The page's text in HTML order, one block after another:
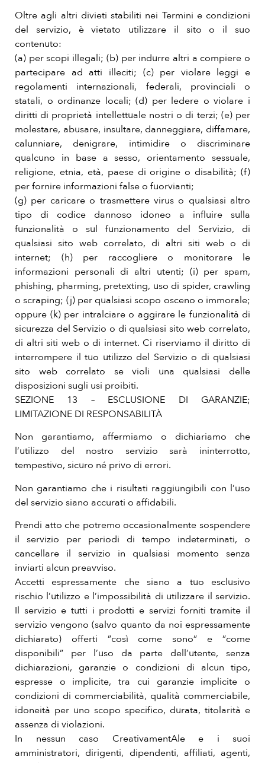
Oltre agli altri divieti stabiliti nei Termini e condizioni
del servizio, è vietato utilizzare il sito o il suo
contenuto:
(a) per scopi illegali; (b) per indurre altri a compiere o
partecipare ad atti illeciti; (c) per violare leggi e
regolamenti internazionali, federali, provinciali o
statali, o ordinanze locali; (d) per ledere o violare i
diritti di proprietà intellettuale nostri o di terzi; (e) per
molestare, abusare, insultare, danneggiare, diffamare,
calunniare, denigrare, intimidire o discriminare
qualcuno in base a sesso, orientamento sessuale,
religione, etnia, età, paese di origine o disabilità; (f)
per fornire informazioni false o fuorvianti;
(g) per caricare o trasmettere virus o qualsiasi altro
tipo di codice dannoso idoneo a influire sulla
funzionalità o sul funzionamento del Servizio, di
qualsiasi sito web correlato, di altri siti web o di
internet; (h) per raccogliere o monitorare le
informazioni personali di altri utenti; (i) per spam,
phishing, pharming, pretexting, uso di spider, crawling
o scraping; (j) per qualsiasi scopo osceno o immorale;
oppure (k) per intralciare o aggirare le funzionalità di
sicurezza del Servizio o di qualsiasi sito web correlato,
di altri siti web o di internet. Ci riserviamo il diritto di
interrompere il tuo utilizzo del Servizio o di qualsiasi
sito web correlato se violi una qualsiasi delle
disposizioni sugli usi proibiti.
SEZIONE 13 – ESCLUSIONE DI GARANZIE;
LIMITAZIONE DI RESPONSABILITÀ
Non garantiamo, affermiamo o dichiariamo che
l’utilizzo del nostro servizio sarà ininterrotto,
tempestivo, sicuro né privo di errori.
Non garantiamo che i risultati raggiungibili con l’uso
del servizio siano accurati o affidabili.
Prendi atto che potremo occasionalmente sospendere
il servizio per periodi di tempo indeterminati, o
cancellare il servizio in qualsiasi momento senza
inviarti alcun preavviso.
Accetti espressamente che siano a tuo esclusivo
rischio l’utilizzo e l’impossibilità di utilizzare il servizio.
Il servizio e tutti i prodotti e servizi forniti tramite il
servizio vengono (salvo quanto da noi espressamente
dichiarato) offerti ”così come sono” e ”come
disponibili” per l’uso da parte dell’utente, senza
dichiarazioni, garanzie o condizioni di alcun tipo,
espresse o implicite, tra cui garanzie implicite o
condizioni di commerciabilità, qualità commerciabile,
idoneità per uno scopo specifico, durata, titolarità e
assenza di violazioni.
In nessun caso CreativamentAle e i suoi
amministratori, dirigenti, dipendenti, affiliati, agenti,